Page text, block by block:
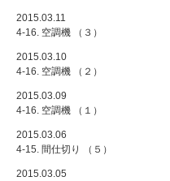
2015.03.11
4-16. 空調機 （３）
2015.03.10
4-16. 空調機 （２）
2015.03.09
4-16. 空調機 （１）
2015.03.06
4-15. 間仕切り （５）
2015.03.05